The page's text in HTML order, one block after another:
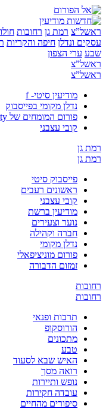
רמת גן רחובות חולון
ונדלן חיפה והקריות תל
ערי הצפון
מודיעין סיטי- f
נדלן מקומי בפייסבוק
פורום המומחים של Mcity
קובי עצבני
גן
גן
פייסבוק סיטי
ראשונים רעבים
קובי עצבני
מודיעין ברשת
נוער וצעירים
חברה וקהילה
נדלן מקומי
פורום מוניציפאלי
זמזום הדבורה
תרבות ופנאי
הורוסקופ
מתכונים
טבע
האיש שבא לסעוד
רואה מסך
נופש ותיירות
עובדה חקירות
סיפורים מהחיים